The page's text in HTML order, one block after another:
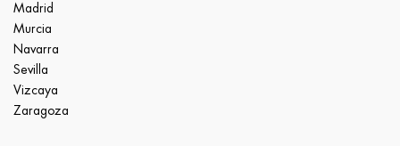
Madrid
Murcia
Navarra
Sevilla
Vizcaya
Zaragoza